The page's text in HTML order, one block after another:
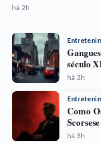
há 2h
século
há 3h
Como
Scorsese
há 3h